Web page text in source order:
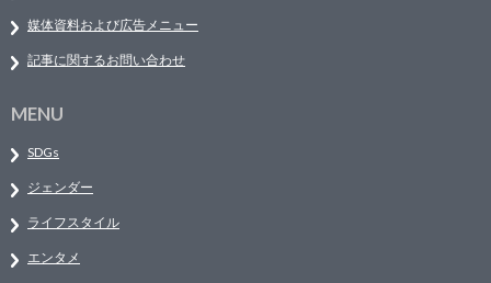
媒体資料および広告メニュー
記事に関するお問い合わせ
MENU
SDGs
ジェンダー
ライフスタイル
エンタメ